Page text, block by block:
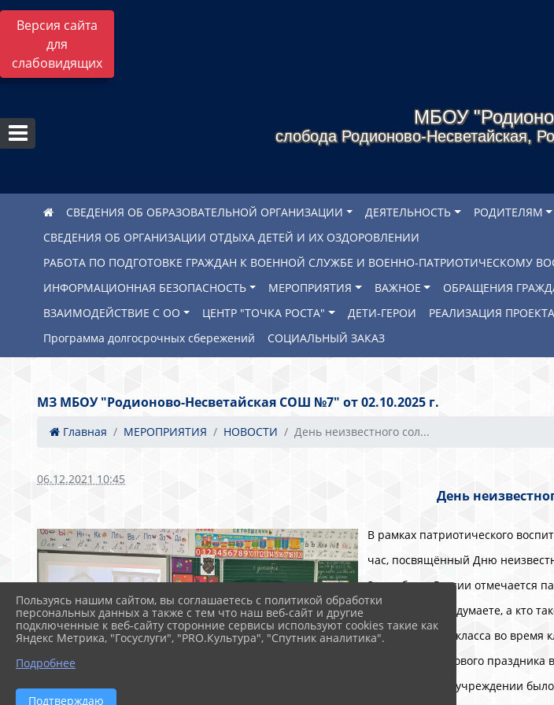
Версия сайта
для
слабовидящих
МБОУ
слобода Родионово-Несветайская,
СВЕДЕНИЯ ОБ ОБРАЗОВАТЕЛЬНОЙ ОРГАНИЗАЦИИ ДЕЯТЕЛЬНОСТЬ РОДИТЕЛЯМ
СВЕДЕНИЯ ОБ ОРГАНИЗАЦИИ ОТДЫХА ДЕТЕЙ И ИХ ОЗДОРОВЛЕНИИ
РАБОТА ПО ПОДГОТОВКЕ ГРАЖДАН К ВОЕННОЙ СЛУЖБЕ И ВОЕННО-ПАТРИОТИЧЕСКОМУ
ИНФОРМАЦИОННАЯ БЕЗОПАСНОСТЬ
МЕРОПРИЯТИЯ ВАЖНОЕ ОБРАЩЕНИЯ
ВЗАИМОДЕЙСТВИЕ С ОО
ЦЕНТР "ТОЧКА РОСТА" ДЕТИ-ГЕРОИ
РЕАЛИЗАЦИЯ
Программа долгосрочных сбережений
СОЦИАЛЬНЫЙ ЗАКАЗ
МЗ МБОУ "Родионово-Несветайская СОШ №7" от 02.10.2025 г.
Главная МЕРОПРИЯТИЯ НОВОСТИ День неизвестного сол...
06.12.2021 10:45
День
В рамках патриотического
час, посвящённый Дню
3 декабря в России отмечается
солдата. Как вы думаете, а кто
учащиеся 2 «В» класса во время
Инициатором нового праздника
Решение об его учреждении
Пользуясь нашим сайтом, вы соглашаетесь с политикой обработки
персональных данных а также с тем что наш веб-сайт и другие
подключенные к веб-сайту сторонние сервисы используют cookies такие как
Яндекс Метрика, "Госуслуги", "PRO.Культура", "Спутник аналитика".
Подробнее
Подтверждаю